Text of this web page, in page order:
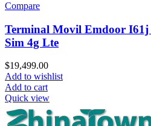
Compare
Terminal Movil Emdoor I61j
Sim 4g Lte
$19,499.00
Add to wishlist
Add to cart
Quick view